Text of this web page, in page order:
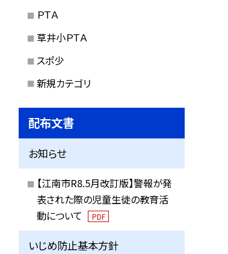
ＰＴＡ
草井小ＰＴＡ
スポ少
新規カテゴリ
配布文書
お知らせ
【江南市R8.5月改訂版】警報が発
表された際の児童生徒の教育活
動について
PDF
いじめ防止基本方針